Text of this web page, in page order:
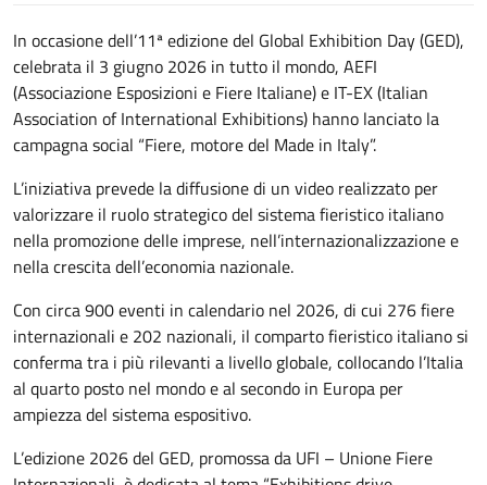
In occasione dell’11ª edizione del Global Exhibition Day (GED),
celebrata il 3 giugno 2026 in tutto il mondo, AEFI
(Associazione Esposizioni e Fiere Italiane) e IT-EX (Italian
Association of International Exhibitions) hanno lanciato la
campagna social “Fiere, motore del Made in Italy”.
L’iniziativa prevede la diffusione di un video realizzato per
valorizzare il ruolo strategico del sistema fieristico italiano
nella promozione delle imprese, nell’internazionalizzazione e
nella crescita dell’economia nazionale.
Con circa 900 eventi in calendario nel 2026, di cui 276 fiere
internazionali e 202 nazionali, il comparto fieristico italiano si
conferma tra i più rilevanti a livello globale, collocando l’Italia
al quarto posto nel mondo e al secondo in Europa per
ampiezza del sistema espositivo.
L’edizione 2026 del GED, promossa da UFI – Unione Fiere